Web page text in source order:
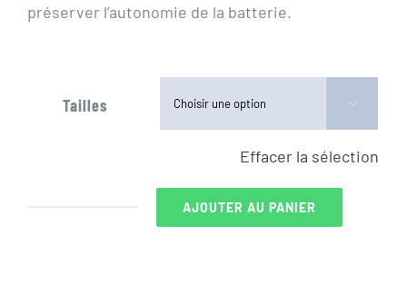
préserver l’autonomie de la batterie.
Tailles 
Effacer la sélection
AJOUTER AU PANIER